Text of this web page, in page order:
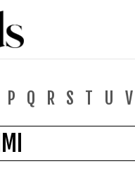
P Q R S T U V